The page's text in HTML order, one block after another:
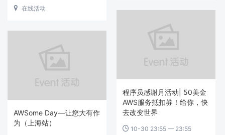
 在线活动
程序员感谢月活动| 50美金
AWS服务抵扣券！给你，快
去改变世界
 10-30 23:55 — 23:55
AWSome Day—让您大有作
为（上海站）